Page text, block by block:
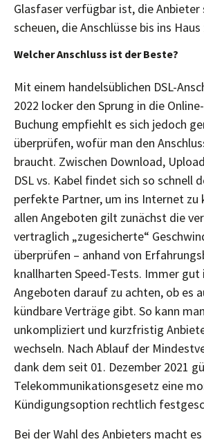
Glasfaser verfügbar ist, die Anbieter
scheuen, die Anschlüsse bis ins Haus
Welcher Anschluss ist der Beste?
Mit einem handelsüblichen DSL-
2022 locker den Sprung in die
Buchung empfiehlt es sich jedoch
überprüfen, wofür man den
braucht. Zwischen Download,
DSL vs. Kabel findet sich so schnell
perfekte Partner, um ins Internet zu
allen Angeboten gilt zunächst die
vertraglich „zugesicherte“
überprüfen – anhand von
knallharten Speed-Tests. Immer gut
Angeboten darauf zu achten, ob es
kündbare Verträge gibt. So kann
unkompliziert und kurzfristig
wechseln. Nach Ablauf der
dank dem seit 01. Dezember 2021
Telekommunikationsgesetz eine
Kündigungsoption rechtlich
Bei der Wahl des Anbieters macht